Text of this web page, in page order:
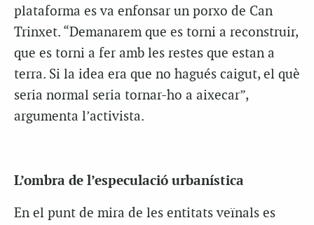
plataforma es va enfonsar un porxo de Can
Trinxet. “Demanarem que es torni a reconstruir,
que es torni a fer amb les restes que estan a
terra. Si la idea era que no hagués caigut, el què
seria normal seria tornar-ho a aixecar”,
argumenta l’activista.
L’ombra de l’especulació urbanística
En el punt de mira de les entitats veïnals es